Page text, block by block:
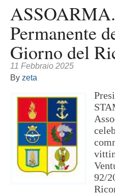
Permanente
Giorno del
11 Febbraio 2025
By zeta
92/